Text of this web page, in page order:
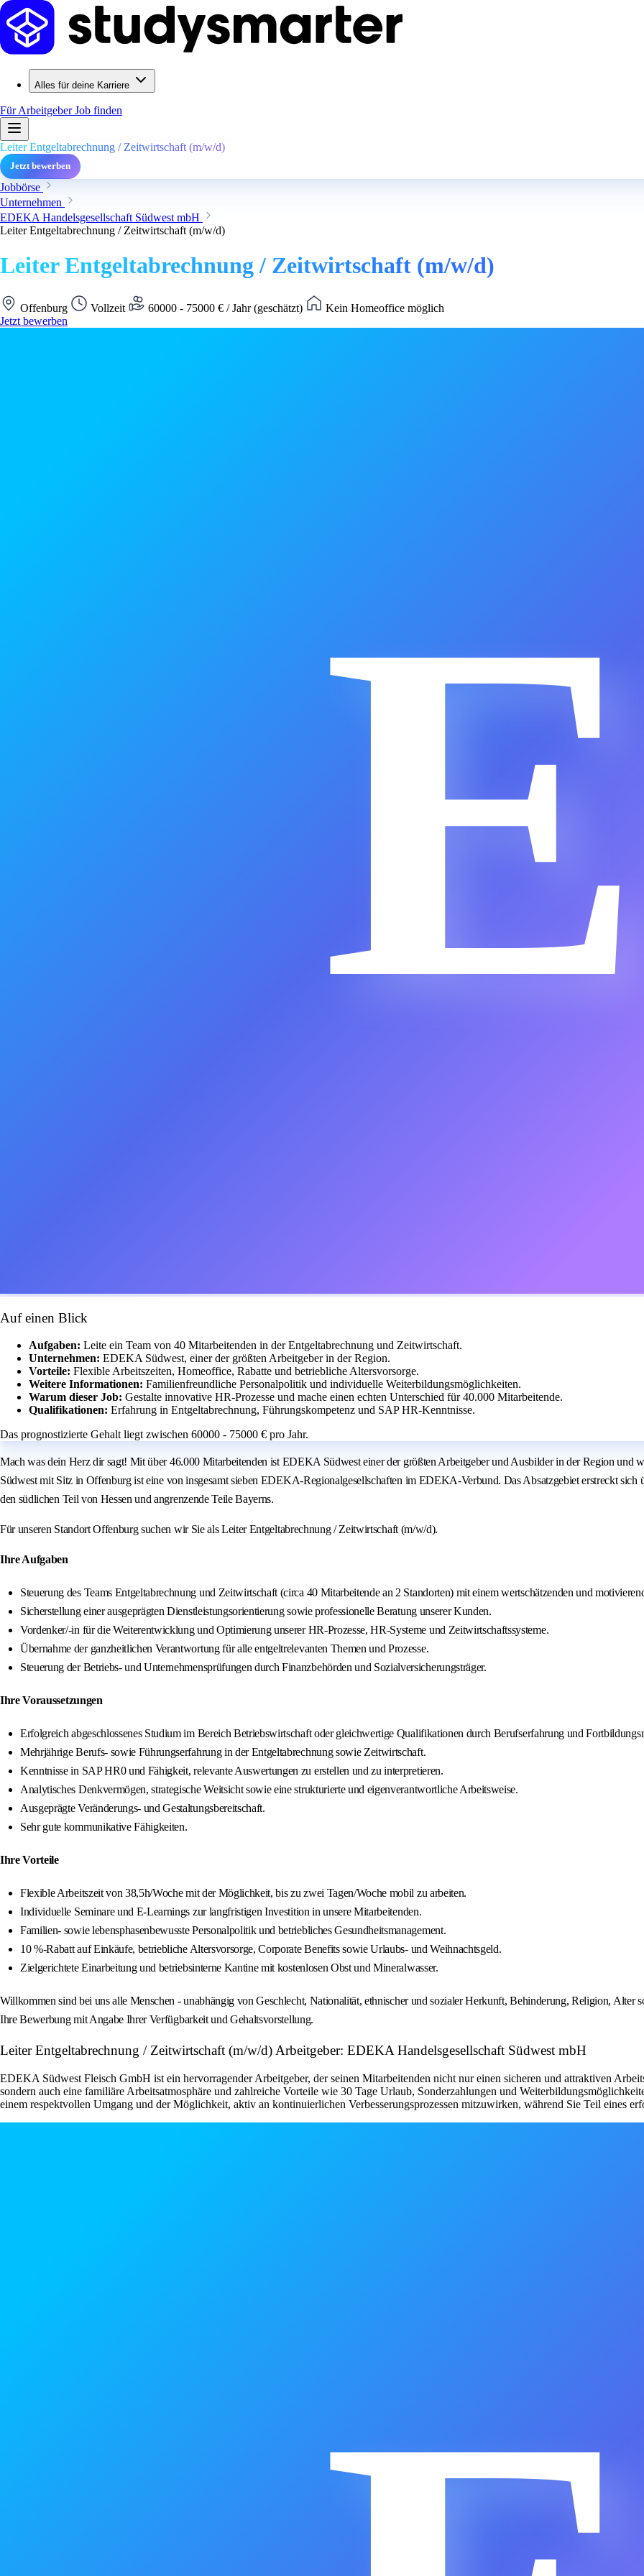
Alles für deine Karriere
Für ArbeitgeberJob finden
Leiter Entgeltabrechnung / Zeitwirtschaft (m/w/d)
Jetzt bewerben
Jobbörse
Unternehmen
EDEKA Handelsgesellschaft Südwest mbH
Leiter Entgeltabrechnung / Zeitwirtschaft (m/w/d)
Leiter Entgeltabrechnung / Zeitwirtschaft (m/w/d)
Offenburg Vollzeit 60000 - 75000 € / Jahr (geschätzt)
Kein Homeoffice möglich
Jetzt bewerben
E
Auf einen Blick
Aufgaben: Leite ein Team von 40 Mitarbeitenden in der Entgeltabrechnung und Zeitwirtschaft.
Unternehmen: EDEKA Südwest, einer der größten Arbeitgeber in der Region.
Vorteile: Flexible Arbeitszeiten, Homeoffice, Rabatte und betriebliche Altersvorsorge.
Weitere Informationen: Familienfreundliche Personalpolitik und individuelle Weiterbildungsmöglichkeiten.
Warum dieser Job: Gestalte innovative HR-Prozesse und mache einen echten Unterschied für 40.000 Mitarbeitende.
Qualifikationen: Erfahrung in Entgeltabrechnung, Führungskompetenz und SAP HR-Kenntnisse.
Das prognostizierte Gehalt liegt zwischen 60000 - 75000 € pro Jahr.
Mach was dein Herz dir sagt! Mit über 46.000 Mitarbeitenden ist EDEKA Südwest einer der größten Arbeitgeber und Ausbilder in der Region und
Südwest mit Sitz in Offenburg ist eine von insgesamt sieben EDEKA-Regionalgesellschaften im EDEKA-Verbund. Das Absatzgebiet erstreckt
den südlichen Teil von Hessen und angrenzende Teile Bayerns.
Für unseren Standort Offenburg suchen wir Sie als Leiter Entgeltabrechnung / Zeitwirtschaft (m/w/d).
Ihre Aufgaben
Steuerung des Teams Entgeltabrechnung und Zeitwirtschaft (circa 40 Mitarbeitende an 2 Standorten) mit einem wertschätzenden und
Sicherstellung einer ausgeprägten Dienstleistungsorientierung sowie professionelle Beratung unserer Kunden.
Vordenker/-in für die Weiterentwicklung und Optimierung unserer HR-Prozesse, HR-Systeme und Zeitwirtschaftssysteme.
Übernahme der ganzheitlichen Verantwortung für alle entgeltrelevanten Themen und Prozesse.
Steuerung der Betriebs- und Unternehmensprüfungen durch Finanzbehörden und Sozialversicherungsträger.
Ihre Voraussetzungen
Erfolgreich abgeschlossenes Studium im Bereich Betriebswirtschaft oder gleichwertige Qualifikationen durch Berufserfahrung und
Mehrjährige Berufs- sowie Führungserfahrung in der Entgeltabrechnung sowie Zeitwirtschaft.
Kenntnisse in SAP HR0 und Fähigkeit, relevante Auswertungen zu erstellen und zu interpretieren.
Analytisches Denkvermögen, strategische Weitsicht sowie eine strukturierte und eigenverantwortliche Arbeitsweise.
Ausgeprägte Veränderungs- und Gestaltungsbereitschaft.
Sehr gute kommunikative Fähigkeiten.
Ihre Vorteile
Flexible Arbeitszeit von 38,5h/Woche mit der Möglichkeit, bis zu zwei Tagen/Woche mobil zu arbeiten.
Individuelle Seminare und E-Learnings zur langfristigen Investition in unsere Mitarbeitenden.
Familien- sowie lebensphasenbewusste Personalpolitik und betriebliches Gesundheitsmanagement.
10 %-Rabatt auf Einkäufe, betriebliche Altersvorsorge, Corporate Benefits sowie Urlaubs- und Weihnachtsgeld.
Zielgerichtete Einarbeitung und betriebsinterne Kantine mit kostenlosen Obst und Mineralwasser.
Willkommen sind bei uns alle Menschen - unabhängig von Geschlecht, Nationalität, ethnischer und sozialer Herkunft, Behinderung, Religion, Alter
Ihre Bewerbung mit Angabe Ihrer Verfügbarkeit und Gehaltsvorstellung.
Leiter Entgeltabrechnung / Zeitwirtschaft (m/w/d) Arbeitgeber: EDEKA Handelsgesellschaft Südwest mbH
EDEKA Südwest Fleisch GmbH ist ein hervorragender Arbeitgeber, der seinen Mitarbeitenden nicht nur einen sicheren und attraktiven
sondern auch eine familiäre Arbeitsatmosphäre und zahlreiche Vorteile wie 30 Tage Urlaub, Sonderzahlungen und
einem respektvollen Umgang und der Möglichkeit, aktiv an kontinuierlichen Verbesserungsprozessen mitzuwirken, während Sie Teil eines